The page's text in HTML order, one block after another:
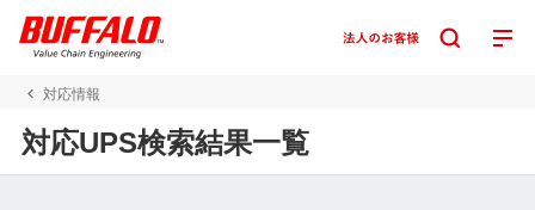
対応情報
対応UPS検索結果一覧